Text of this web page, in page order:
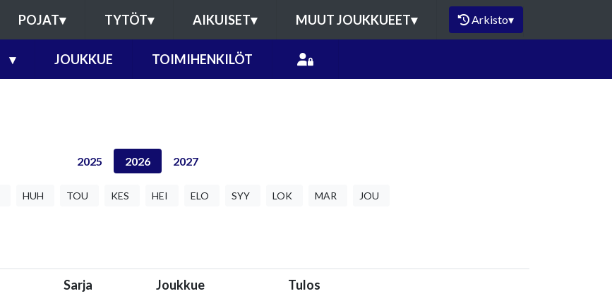
POJAT▾ TYTÖT▾ AIKUISET▾ MUUT JOUKKUEET▾ Arkisto▾
▾ JOUKKUE TOIMIHENKILÖT
2025 2026 2027
HUH TOU KES HEI ELO SYY LOK MAR JOU
Sarja Joukkue Tulos